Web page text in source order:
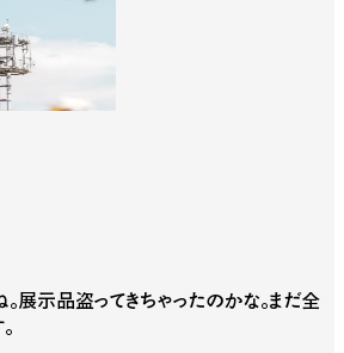
展示品盗ってきちゃったのかな。まだ全